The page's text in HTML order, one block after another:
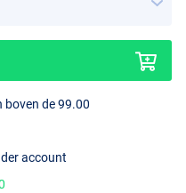
boven de 99.00
account